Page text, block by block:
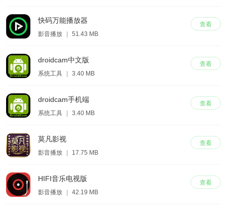
查看
快码万能播放器
影音播放 51.43 MB
查看
droidcam中文版
系统工具 3.40 MB
查看
droidcam手机端
系统工具 3.40 MB
查看
莫凡影视
影音播放 17.75 MB
查看
HIFI音乐电视版
影音播放 42.19 MB